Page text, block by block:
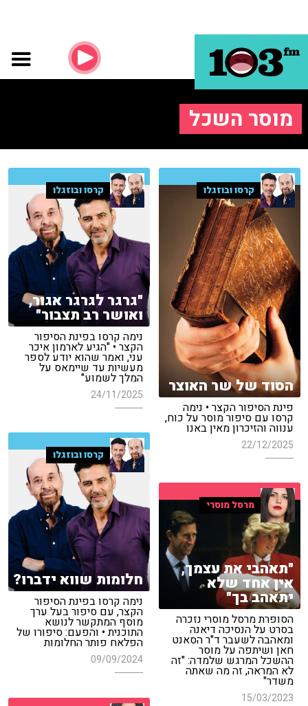
מוסר השכל
קרסו ובוזגלו
הסוד של שר האוצר
פינת הסיפור הקצר • נימה
קרסו עם סיפור מוסר על כוח,
ענווה והזיכרון מאין באנו
22/12/2025
קרסו ובוזגלו
"גרגר לגרגר אגור,
ואושר רב תצבור"
נימה קרסו בפינת הסיפור
הקצר • "הגיע לארמון איכר
עני, ואמר שהוא יודע לספר
מעשיות עד שיימאס על
המלך לשמוע"
24/11/2025
קרסו ובוזגלו
חלומות שווא ידברו?
נימה קרסו בפינת הסיפור
הקצר, עם סיפור בעל ערך
מוסף המתקשר לנושא
התוכנית • והפעם: סיפורו של
הפלאח פותר החלומות
09/09/2024
מרסל מוסרי
"תאהבי את עצמך,
אין אחד שלא
יתאהב בך"
הסופרת מרסל מוסרי נזכרה
בסרט על הנסיכה דיאנה
ומאהבה לשעבר ד"ר הסאנט
חאן ושיתפה על מוסר
ההשכל המרגש שלמדה: "זה
לא המראה, זה מה שאתה
משדר"
15/03/2023